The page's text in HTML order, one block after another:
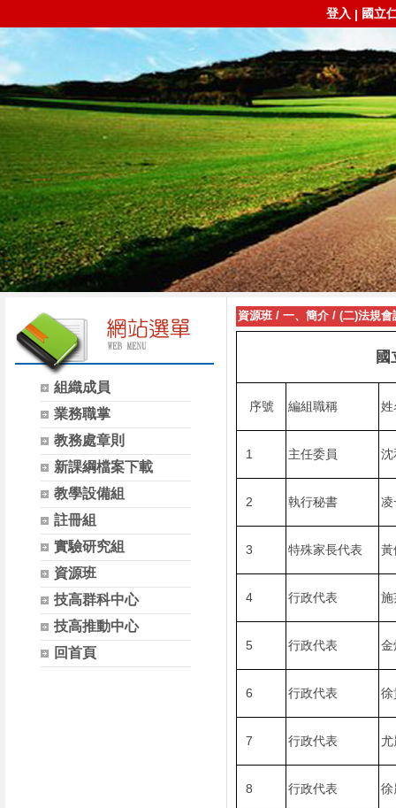
登入 | 國立
組織成員
業務職掌
教務處章則
新課綱檔案下載
教學設備組
註冊組
實驗研究組
資源班
技高群科中心
技高推動中心
回首頁
資源班 / 一、簡介 / (二)法規會
國
序號 編組職稱 姓
1 主任委員 沈
2 執行秘書 凌
3 特殊家長代表 黃
4 行政代表 施
5 行政代表 金
6 行政代表 徐
7 行政代表 尤
8 行政代表 徐